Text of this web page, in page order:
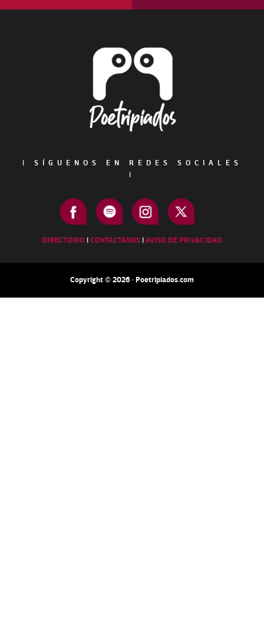
|
SÍGUENOS EN REDES SOCIALES
|
DIRECTORIO |CONTACTANOS |AVISO DE PRIVACIDAD
Copyright © 2026 · Poetripiados.com